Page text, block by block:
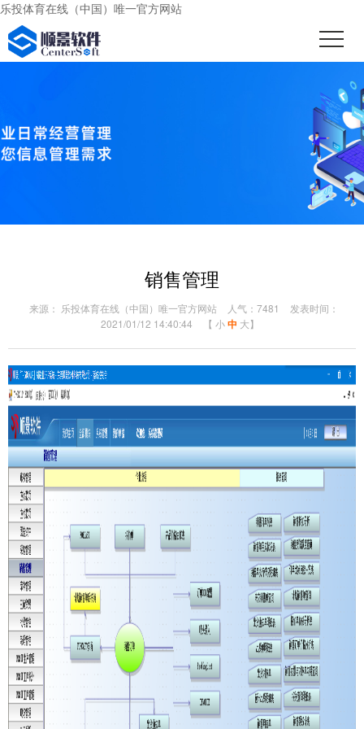
乐投体育在线（中国）唯一官方网站
销售管理
来源： 乐投体育在线（中国）唯一官方网站 人气：7481
发表时间：
2021/01/12 14:40:44
【 小中 大】